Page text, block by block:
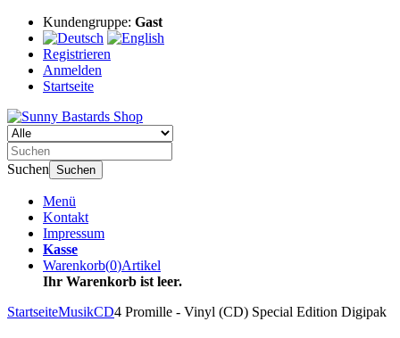
Kundengruppe: Gast
Registrieren
Anmelden
Startseite
Suchen Suchen
Menü
Kontakt
Impressum
Kasse
Warenkorb(0)Artikel
Ihr Warenkorb ist leer.
StartseiteMusikCD4 Promille - Vinyl (CD) Special Edition Digipak